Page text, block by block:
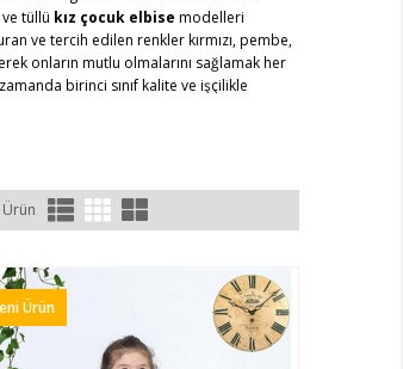
tüllü kız çocuk elbise modelleri
ve tercih edilen renkler kırmızı, pembe,
onların mutlu olmalarını sağlamak her
birinci sınıf kalite ve işçilikle
ederek üzerlerinde taşımalarını
istiyorsanız, Feyzam AVM ile
temin edebilirsiniz. Bütün olarak satılan
ulaşım sağlayabilirsiniz.
Ürün